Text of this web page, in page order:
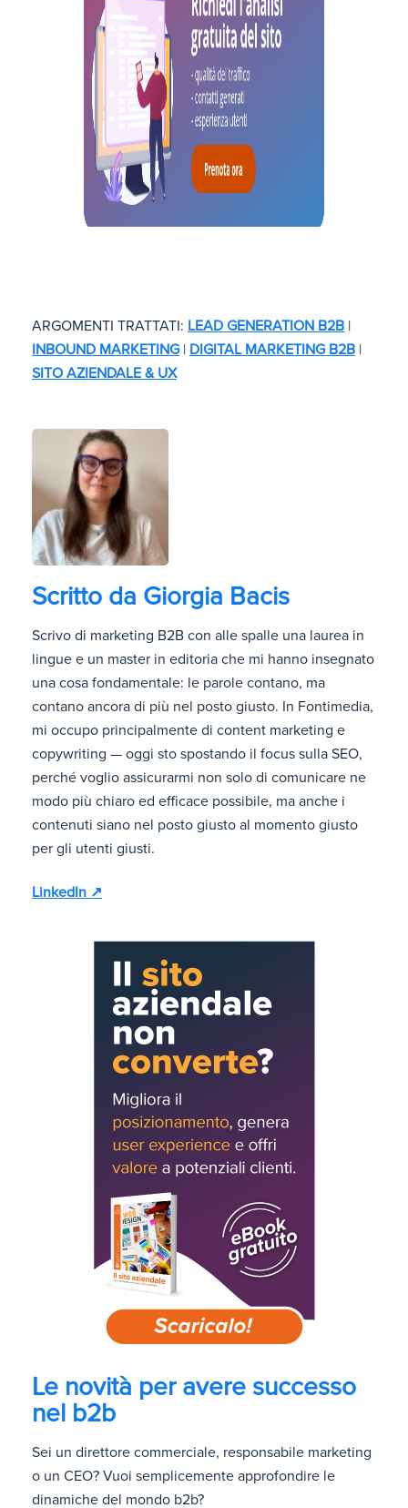
ARGOMENTI TRATTATI: LEAD GENERATION B2B |
INBOUND MARKETING | DIGITAL MARKETING B2B |
SITO AZIENDALE & UX
Scritto da Giorgia Bacis
Scrivo di marketing B2B con alle spalle una laurea in
lingue e un master in editoria che mi hanno insegnato
una cosa fondamentale: le parole contano, ma
contano ancora di più nel posto giusto. In Fontimedia,
mi occupo principalmente di content marketing e
copywriting — oggi sto spostando il focus sulla SEO,
perché voglio assicurarmi non solo di comunicare ne
modo più chiaro ed efficace possibile, ma anche i
contenuti siano nel posto giusto al momento giusto
per gli utenti giusti.
LinkedIn ↗
Le novità per avere successo
nel b2b
Sei un direttore commerciale, responsabile marketing
o un CEO? Vuoi semplicemente approfondire le
dinamiche del mondo b2b?